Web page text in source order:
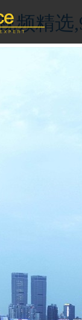
频精